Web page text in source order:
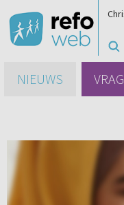
NIEUWS